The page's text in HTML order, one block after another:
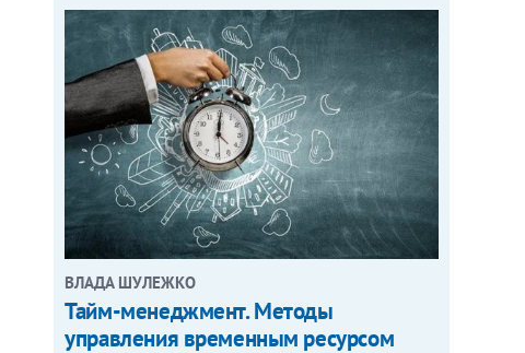
ВЛАДА ШУЛЕЖКО
Тайм-менеджмент. Методы
управления временным ресурсом